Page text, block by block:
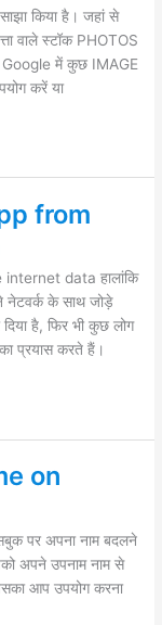
किया है। जहां से
वाले स्टॉक PHOTOS
में कुछ IMAGE
करें या
from
data हालांकि
नेटवर्क के साथ जोड़े
है, फिर भी कुछ लोग
प्रयास करते हैं।
on
पर अपना नाम बदलने
अपने उपनाम नाम से
आप उपयोग करना